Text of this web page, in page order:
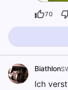
70
Biathlon
Ich